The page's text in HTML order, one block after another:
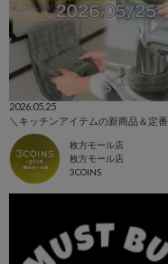
2026.05.25
枚方モール店
枚方モール店
3COINS